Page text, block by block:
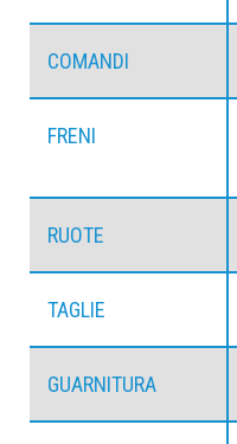
COMANDI
FRENI
RUOTE
TAGLIE
GUARNITURA